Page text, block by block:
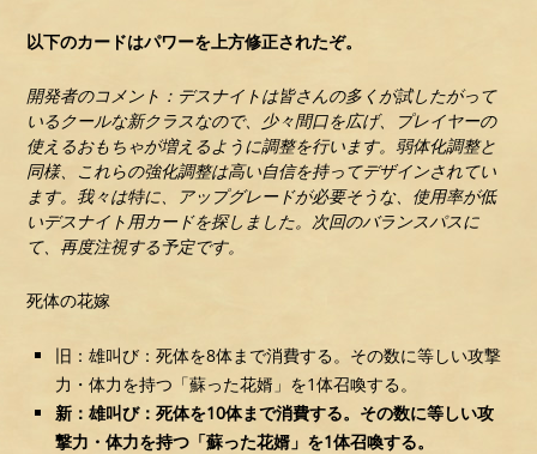
以下のカードはパワーを上方修正されたぞ。
開発者のコメント：デスナイトは皆さんの多くが試したがって
いるクールな新クラスなので、少々間口を広げ、プレイヤーの
使えるおもちゃが増えるように調整を行います。弱体化調整と
同様、これらの強化調整は高い自信を持ってデザインされてい
ます。我々は特に、アップグレードが必要そうな、使用率が低
いデスナイト用カードを探しました。次回のバランスパスに
て、再度注視する予定です。
死体の花嫁
旧：雄叫び：死体を8体まで消費する。その数に等しい攻撃
力・体力を持つ「蘇った花婿」を1体召喚する。
新：雄叫び：死体を10体まで消費する。その数に等しい攻
撃力・体力を持つ「蘇った花婿」を1体召喚する。